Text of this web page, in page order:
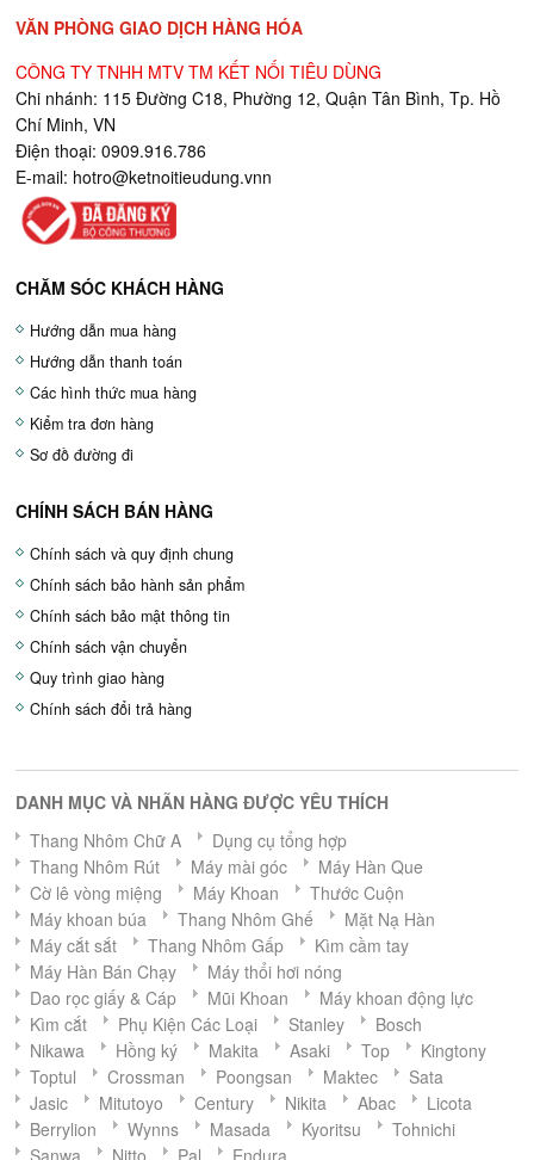
VĂN PHÒNG GIAO DỊCH HÀNG HÓA
CÔNG TY TNHH MTV TM KẾT NỐI TIÊU DÙNG
Chi nhánh: 115 Đường C18, Phường 12, Quận Tân Bình, Tp. Hồ
Chí Minh, VN
Điện thoại: 0909.916.786
E-mail: hotro@ketnoitieudung.vnn
CHĂM SÓC KHÁCH HÀNG
Hướng dẫn mua hàng
Hướng dẫn thanh toán
Các hình thức mua hàng
Kiểm tra đơn hàng
Sơ đồ đường đi
CHÍNH SÁCH BÁN HÀNG
Chính sách và quy định chung
Chính sách bảo hành sản phẩm
Chính sách bảo mật thông tin
Chính sách vận chuyển
Quy trình giao hàng
Chính sách đổi trả hàng
DANH MỤC VÀ NHÃN HÀNG ĐƯỢC YÊU THÍCH
Thang Nhôm Chữ A
Dụng cụ tổng hợp
Thang Nhôm Rút
Máy mài góc
Máy Hàn Que
Cờ lê vòng miệng
Máy Khoan
Thước Cuộn
Máy khoan búa
Thang Nhôm Ghế
Mặt Nạ Hàn
Máy cắt sắt
Thang Nhôm Gấp
Kìm cầm tay
Máy Hàn Bán Chạy
Máy thổi hơi nóng
Dao rọc giấy & Cáp
Mũi Khoan
Máy khoan động lực
Kìm cắt
Phụ Kiện Các Loại Stanley
Bosch
Nikawa
Hồng ký Makita Asaki Top
Kingtony
Toptul
Crossman Poongsan Maktec
Sata
Jasic
Mitutoyo Century Nikita Abac
Licota
Berrylion
Wynns Masada Kyoritsu
Tohnichi
Sanwa
Nitto Pal Endura